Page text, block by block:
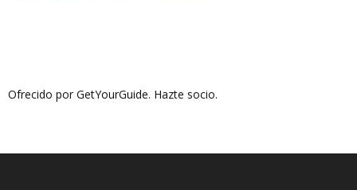
Ofrecido por GetYourGuide. Hazte socio.